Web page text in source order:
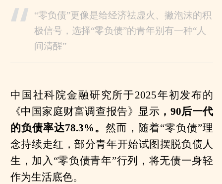
“零负债”更像是给经济祛虚火、撇泡沫的积
极信号，选择“零负债”的青年别有一种“人
间清醒”
中国社科院金融研究所于2025年初发布的
《中国家庭财富调查报告》显示 ，90后一代
的负债率达78.3%。 然而，随着“零负债”理
念持续走红，部分青年开始试图摆脱负债人
生，加入“零负债青年”行列，将无债一身轻
作为生活底色。